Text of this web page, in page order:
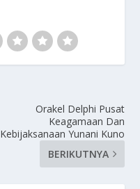
Orakel Delphi Pusat
Keagamaan Dan
Kebijaksanaan Yunani Kuno
BERIKUTNYA